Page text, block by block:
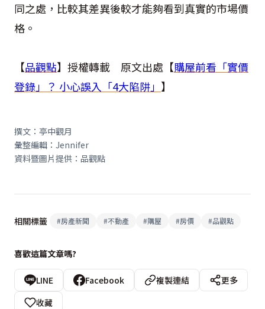
同之處，比較其差異後較才能夠看到真實的市場價
格。
【品觀點】授權轉載 原文出處【購屋前看「實價
登錄」？ 小心誤入「4大陷阱」 】
撰文：亭中觀月
彙整編輯：Jennifer
資料暨圖片提供：品觀點
相關標籤 #房產新聞 #不動產 #購屋 #房價 #品觀點
喜歡這篇文章嗎?
LINE Facebook 複製連結
更多
收藏